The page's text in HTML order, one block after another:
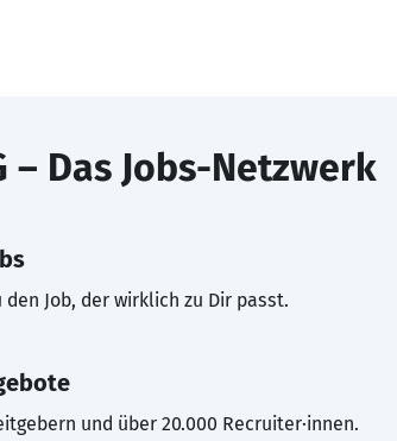
– Das Jobs-Netzwerk
Job, der wirklich zu Dir passt.
und über 20.000 Recruiter·innen.